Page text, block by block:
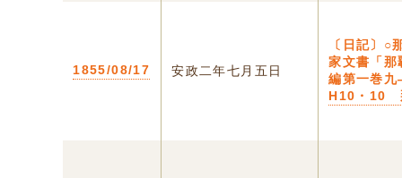
1855/08/17 安政二年七月五日
〔日記〕
家文書「那
編第一巻
H10・10